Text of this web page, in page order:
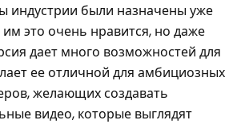
индустрии были назначены уже
это очень нравится, но даже
дает много возможностей для
ее отличной для амбициозных
желающих создавать
видео, которые выглядят